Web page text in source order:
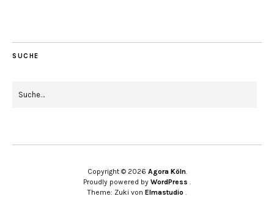
SUCHE
Copyright © 2026 Agora Köln
Proudly powered by WordPress
Theme: Zuki von Elmastudio